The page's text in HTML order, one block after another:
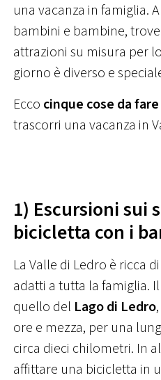
una vacanza in famiglia.
bambini e bambine,
attrazioni su misura per
giorno è diverso e
Ecco cinque cose da fare
trascorri una vacanza in
1) Escursioni sui
bicicletta con i
La Valle di Ledro è ricca di
adatti a tutta la famiglia.
quello del Lago di Ledro
ore e mezza, per una
circa dieci chilometri. In
affittare una bicicletta in